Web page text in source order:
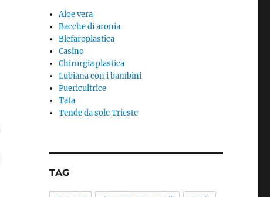
Aloe vera
Bacche di aronia
Blefaroplastica
Casino
Chirurgia plastica
Lubiana con i bambini
Puericultrice
Tata
Tende da sole Trieste
TAG